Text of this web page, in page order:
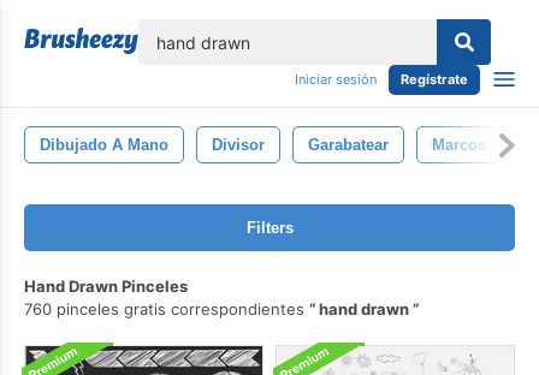
Iniciar sesión Regístrate
Dibujado A Mano Divisor Garabatear Marcos
Filters
Hand Drawn Pinceles
760 pinceles gratis correspondientes
hand drawn